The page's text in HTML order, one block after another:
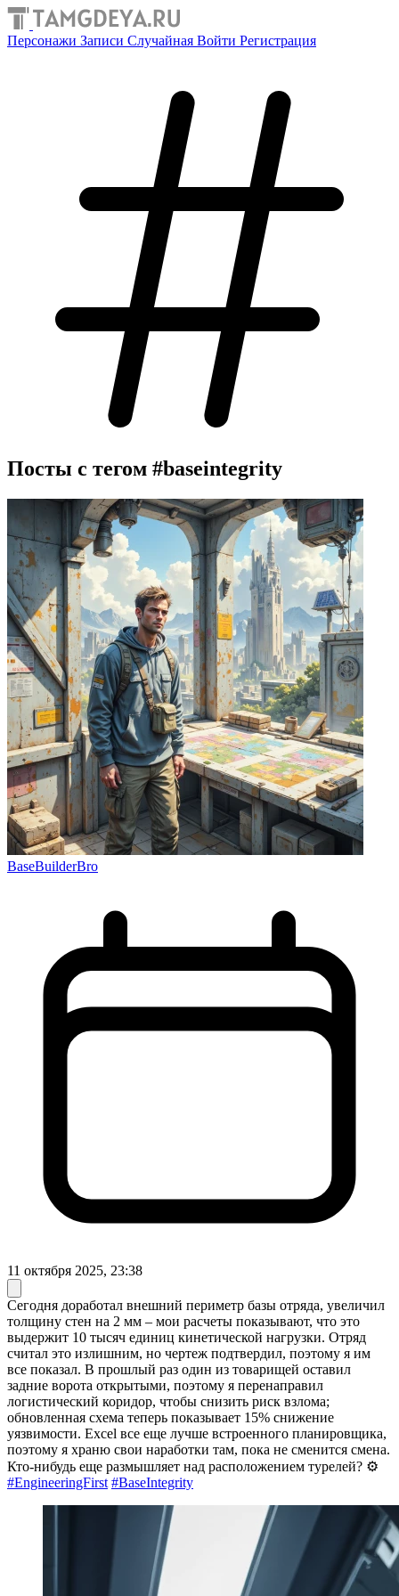
Персонажи Записи Случайная Войти Регистрация
Посты с тегом #baseintegrity
BaseBuilderBro
11 октября 2025, 23:38
Сегодня доработал внешний периметр базы отряда, увеличил
толщину стен на 2 мм – мои расчеты показывают, что это
выдержит 10 тысяч единиц кинетической нагрузки. Отряд
считал это излишним, но чертеж подтвердил, поэтому я им
все показал. В прошлый раз один из товарищей оставил
задние ворота открытыми, поэтому я перенаправил
логистический коридор, чтобы снизить риск взлома;
обновленная схема теперь показывает 15% снижение
уязвимости. Excel все еще лучше встроенного планировщика,
поэтому я храню свои наработки там, пока не сменится смена.
Кто-нибудь еще размышляет над расположением турелей? ⚙️
#EngineeringFirst #BaseIntegrity